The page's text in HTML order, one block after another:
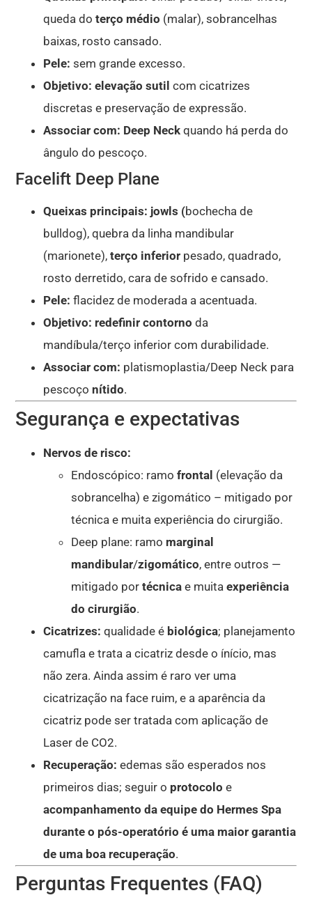
queda doterço médio (malar), sobrancelhas
baixas, rosto cansado.
Pele: sem grande excesso.
Objetivo: elevação sutil com cicatrizes
discretas e preservação de expressão.
Associar com: Deep Neck quando há perda do
ângulo do pescoço.
Facelift Deep Plane
Queixas principais: jowls (bochecha de
bulldog), quebra da linha mandibular
(marionete),terço inferior pesado, quadrado,
rosto derretido, cara de sofrido e cansado.
Pele: flacidez de moderada a acentuada.
Objetivo: redefinir contorno da
mandíbula/terço inferior com durabilidade.
Associar com: platismoplastia/Deep Neck para
pescoçonítido.
Segurança e expectativas
Nervos de risco:
Endoscópico: ramofrontal (elevação da
sobrancelha) e zigomático – mitigado por
técnica e muita experiência do cirurgião.
Deep plane: ramo marginal
mandibular/zigomático, entre outros —
mitigado portécnica e muitaexperiência
do cirurgião.
Cicatrizes: qualidade é biológica; planejamento
camufla e trata a cicatriz desde o ínício, mas
não zera. Ainda assim é raro ver uma
cicatrização na face ruim, e a aparência da
cicatriz pode ser tratada com aplicação de
Laser de CO2.
Recuperação: edemas são esperados nos
primeiros dias; seguir o protocolo e
acompanhamento da equipe do Hermes Spa
durante o pós-operatório é uma maior garantia
de uma boa recuperação.
Perguntas Frequentes (FAQ)